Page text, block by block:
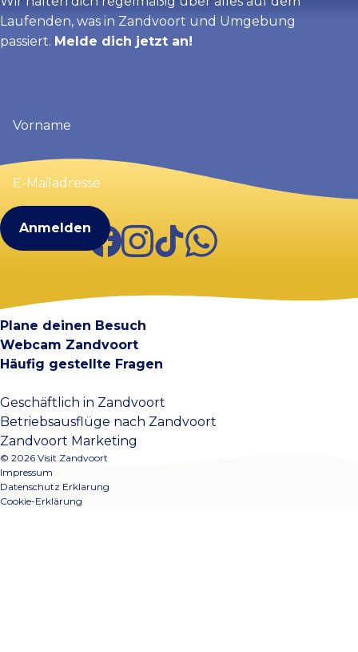
Laufenden, was in Zandvoort und Umgebung
passiert. Melde dich jetzt an!
(erforderlich)
E-
Mailadresse
(erforderlich)
FacebookInstagram
TikTokWhatsApp
Plane deinen Besuch
Webcam Zandvoort
Häufig gestellte Fragen
Geschäftlich in Zandvoort
Betriebsausflüge nach Zandvoort
Zandvoort Marketing
© 2026 Visit Zandvoort
Impressum
Datenschutz Erklarung
Cookie-Erklärung